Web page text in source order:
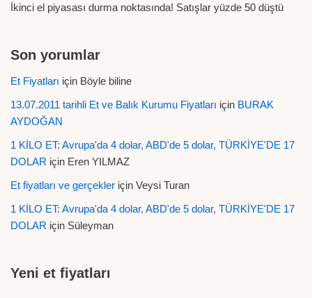
İkinci el piyasası durma noktasında! Satışlar yüzde 50 düştü
Son yorumlar
Et Fiyatları için Böyle biline
13.07.2011 tarihli Et ve Balık Kurumu Fiyatları için BURAK
AYDOĞAN
1 KİLO ET: Avrupa'da 4 dolar, ABD'de 5 dolar, TÜRKİYE'DE 17
DOLAR için Eren YILMAZ
Et fiyatları ve gerçekler için Veysi Turan
1 KİLO ET: Avrupa'da 4 dolar, ABD'de 5 dolar, TÜRKİYE'DE 17
DOLAR için Süleyman
Yeni et fiyatları